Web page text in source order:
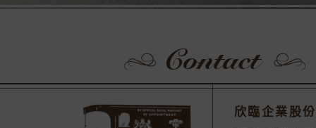
欣臨企業股